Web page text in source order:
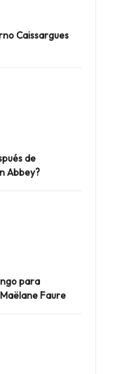
Caissargues
de
Abbey?
para
Faure